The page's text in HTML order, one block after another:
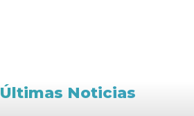
Últimas Noticias